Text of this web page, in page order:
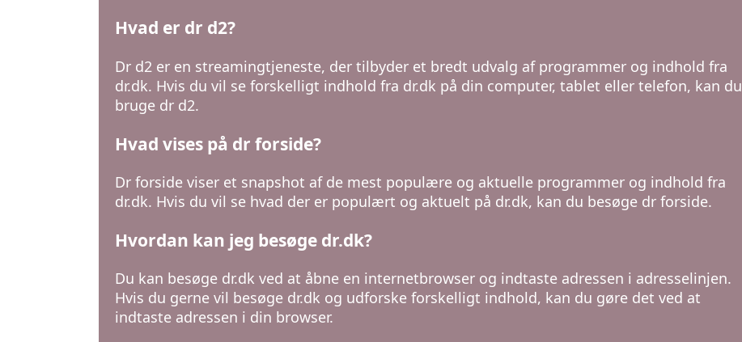
Hvad er dr d2?
Dr d2 er en streamingtjeneste, der tilbyder et bredt udvalg af programmer og indhold fra
dr.dk. Hvis du vil se forskelligt indhold fra dr.dk på din computer, tablet eller telefon, kan du
bruge dr d2.
Hvad vises på dr forside?
Dr forside viser et snapshot af de mest populære og aktuelle programmer og indhold fra
dr.dk. Hvis du vil se hvad der er populært og aktuelt på dr.dk, kan du besøge dr forside.
Hvordan kan jeg besøge dr.dk?
Du kan besøge dr.dk ved at åbne en internetbrowser og indtaste adressen i adresselinjen.
Hvis du gerne vil besøge dr.dk og udforske forskelligt indhold, kan du gøre det ved at
indtaste adressen i din browser.